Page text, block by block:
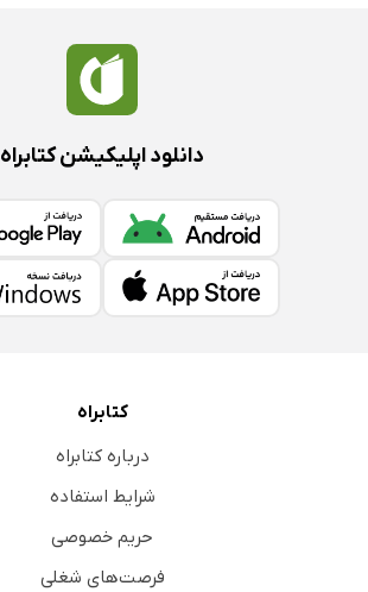
دانلود اپلیکیشن کتابراه
کتابراه
درباره کتابراه
شرایط استفاده
حریم خصوصی
فرصت‌های شغلی